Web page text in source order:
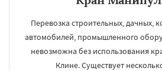
Перевозка строительных, дачных,
автомобилей, промышленного
невозможна без использования
Клине. Существует